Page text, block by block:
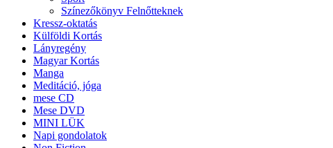
Színezőkönyv Felnőtteknek
Kressz-oktatás
Külföldi Kortás
Lányregény
Magyar Kortás
Manga
Meditáció, jóga
mese CD
Mese DVD
MINI LÜK
Napi gondolatok